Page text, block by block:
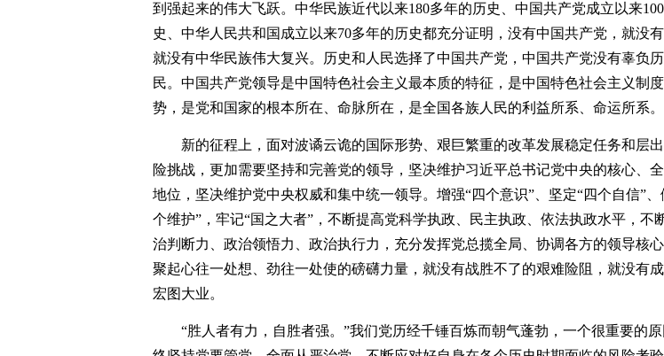
到强起来的伟大飞跃。中华民族近代以来180多年的历史、中国共产党成立以来
史、中华人民共和国成立以来70多年的历史都充分证明，没有中国共产党，就没有
就没有中华民族伟大复兴。历史和人民选择了中国共产党，中国共产党没有辜负历
民。中国共产党领导是中国特色社会主义最本质的特征，是中国特色社会主义制
势，是党和国家的根本所在、命脉所在，是全国各族人民的利益所系、命运所系。
新的征程上，面对波谲云诡的国际形势、艰巨繁重的改革发展稳定任务和层
险挑战，更加需要坚持和完善党的领导，坚决维护习近平总书记党中央的核心、
地位，坚决维护党中央权威和集中统一领导。增强“四个意识”、坚定“四个自信”、
个维护”，牢记“国之大者”，不断提高党科学执政、民主执政、依法执政水平，不
治判断力、政治领悟力、政治执行力，充分发挥党总揽全局、协调各方的领导核
聚起心往一处想、劲往一处使的磅礴力量，就没有战胜不了的艰难险阻，就没有
宏图大业。
“胜人者有力，自胜者强。”我们党历经千锤百炼而朝气蓬勃，一个很重要的